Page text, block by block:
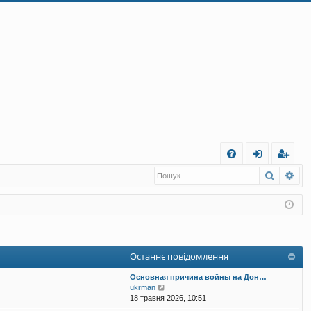
о
п
ог
д
еє
ст
ра
Пошук
Останнє повідомлення
Основная причина войны на Дон…
ukrman
е
18 травня 2026, 10:51